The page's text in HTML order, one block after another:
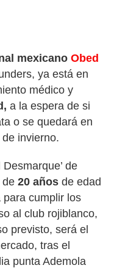
mexicano Obed
ya está en
médico y
a la espera de si
o se quedará en
invierno.
de
de 20 años de edad
cumplir los
al club rojiblanco,
previsto, será el
tras el
punta Ademola